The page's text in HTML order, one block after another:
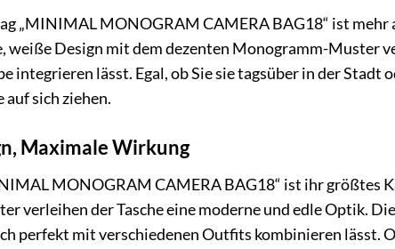
„MINIMAL MONOGRAM CAMERA BAG18“ ist mehr
weiße Design mit dem dezenten Monogramm-Muster
integrieren lässt. Egal, ob Sie sie tagsüber in der Stadt
sich ziehen.
Maximale Wirkung
MONOGRAM CAMERA BAG18“ ist ihr größtes
verleihen der Tasche eine moderne und edle Optik.
perfekt mit verschiedenen Outfits kombinieren lässt.